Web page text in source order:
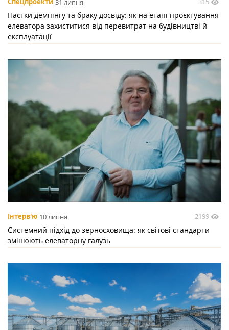
Пастки демпінгу та браку досвіду: як на етапі проєктування
елеватора захиститися від перевитрат на будівництві й
експлуатації
Інтерв'ю 10 липня 2199
Системний підхід до зерносховища: як світові стандарти
змінюють елеваторну галузь